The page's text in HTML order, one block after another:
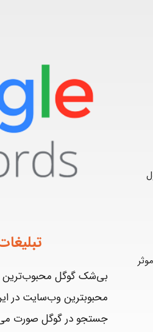
بی‌شک گوگل محبوب‌ترین
جستجو در گوگل صورت